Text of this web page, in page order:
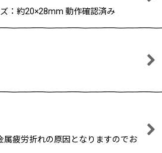
：約20×28mm 動作確認済み
疲労折れの原因となりますのでお